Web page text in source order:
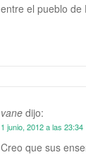
entre el pueblo de
vane dijo:
1 junio, 2012 a las 23:34
Creo que sus